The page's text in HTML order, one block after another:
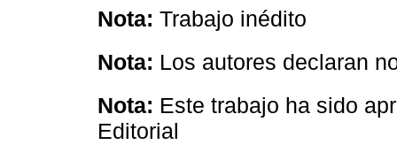
Nota: Trabajo inédito
Nota: Los autores declaran
Nota: Este trabajo ha sido
Editorial